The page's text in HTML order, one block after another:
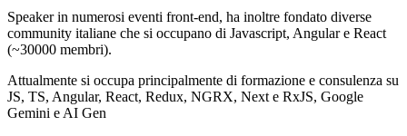
Speaker in numerosi eventi front-end, ha inoltre fondato diverse
community italiane che si occupano di Javascript, Angular e React
(~30000 membri).
Attualmente si occupa principalmente di formazione e consulenza su
JS, TS, Angular, React, Redux, NGRX, Next e RxJS, Google
Gemini e AI Gen